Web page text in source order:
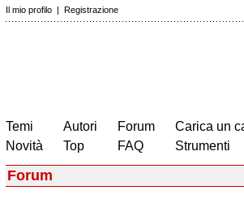
Il mio profilo | Registrazione
Temi
Novità
Autori
Top
Forum
FAQ
Carica un
Strumenti
Forum